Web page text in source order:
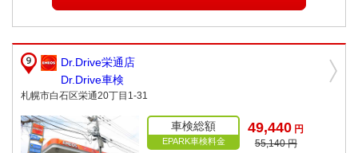
Dr.Drive栄通店
Dr.Drive車検
札幌市白石区栄通20丁目1-31
車検総額
EPARK車検料金
49,440 円
55,140 円